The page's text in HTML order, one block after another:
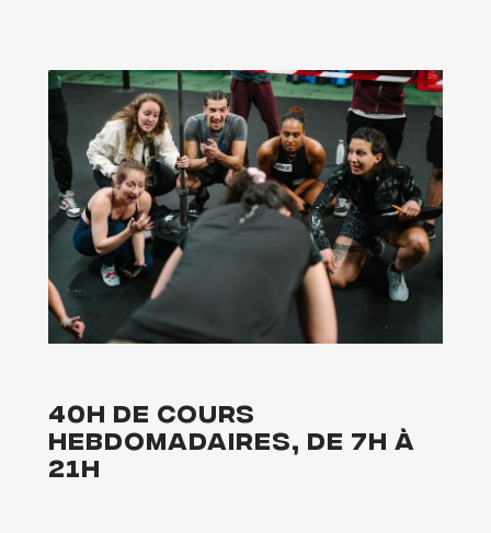
40h de cours
hebdomadaires, de 7h à
21h